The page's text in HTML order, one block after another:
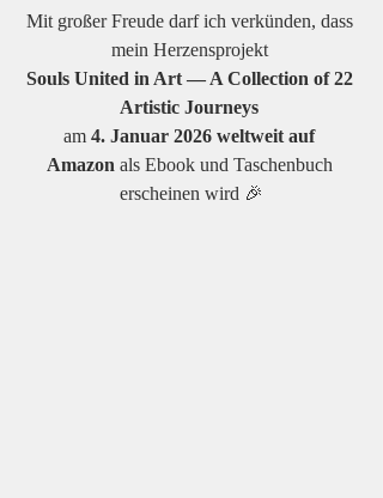
Mit großer Freude darf ich verkünden, dass
mein Herzensprojekt
Souls United in Art — A Collection of 22
Artistic Journeys
am 4. Januar 2026 weltweit auf
Amazon als Ebook und Taschenbuch
erscheinen wird 🎉